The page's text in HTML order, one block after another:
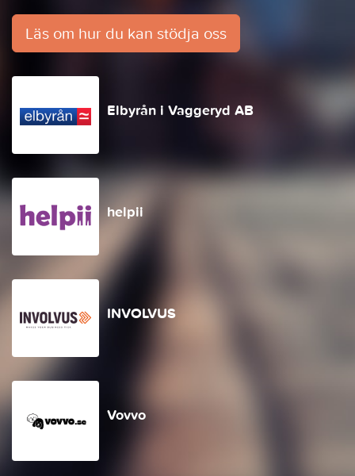
Läs om hur du kan stödja oss
Elbyrån i Vaggeryd AB
helpii
INVOLVUS
Vovvo